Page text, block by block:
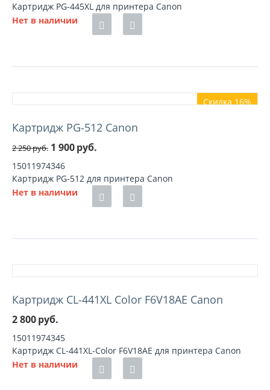
Картридж PG-445XL для принтера Canon
Нет в наличии
Скидка 16%
Картридж PG-512 Canon
2 250руб. 1 900руб.
15011974346
Картридж PG-512 для принтера Canon
Нет в наличии
Картридж CL-441XL Color F6V18AE Canon
2 800руб.
15011974345
Картридж CL-441XL-Color F6V18AE для принтера Canon
Нет в наличии